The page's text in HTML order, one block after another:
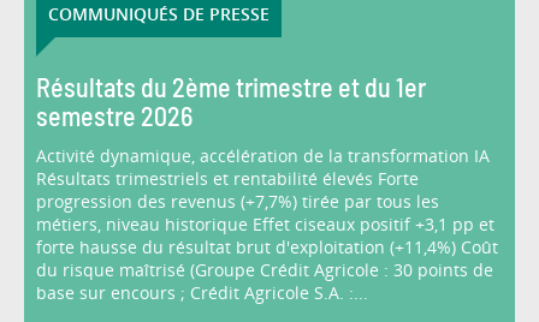
COMMUNIQUÉS DE PRESSE
Résultats du 2ème trimestre et du 1er
semestre 2026
Activité dynamique, accélération de la transformation IA
Résultats trimestriels et rentabilité élevés Forte
progression des revenus (+7,7%) tirée par tous les
métiers, niveau historique Effet ciseaux positif +3,1 pp et
forte hausse du résultat brut d'exploitation (+11,4%) Coût
du risque maîtrisé (Groupe Crédit Agricole : 30 points de
base sur encours ; Crédit Agricole S.A. :...